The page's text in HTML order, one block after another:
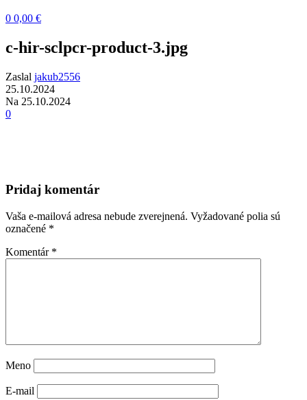
0 0,00 €
c-hir-sclpcr-product-3.jpg
Zaslal jakub2556
25.10.2024
Na 25.10.2024
0
Pridaj komentár
Vaša e-mailová adresa nebude zverejnená. Vyžadované polia sú
označené *
Komentár *
Meno
E-mail